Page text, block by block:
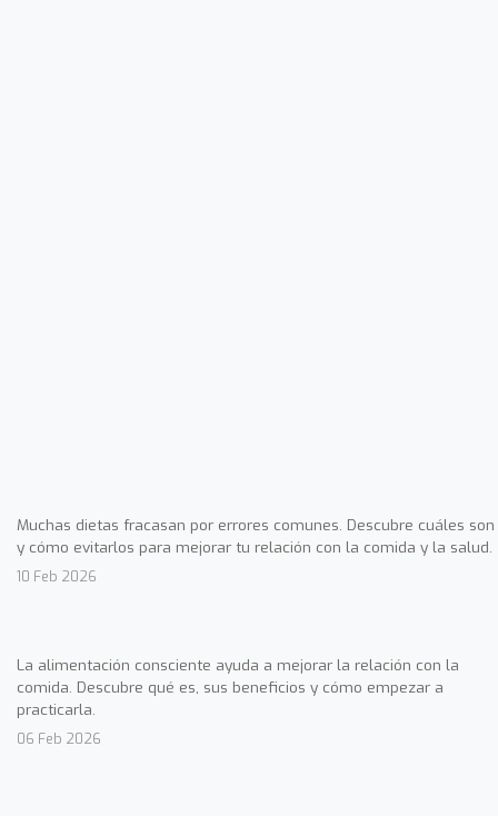
Muchas dietas fracasan por errores comunes. Descubre cuáles son
y cómo evitarlos para mejorar tu relación con la comida y la salud.
10 Feb 2026
La alimentación consciente ayuda a mejorar la relación con la
comida. Descubre qué es, sus beneficios y cómo empezar a
practicarla.
06 Feb 2026